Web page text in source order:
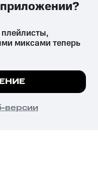
вред здоровью,
установленную
сайте все
миксами теперь
версии